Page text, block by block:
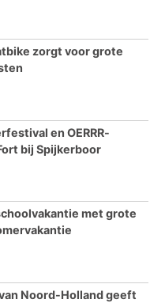
zorgt voor grote
en OERRR-
bij Spijkerboor
met grote
Noord-Holland geeft